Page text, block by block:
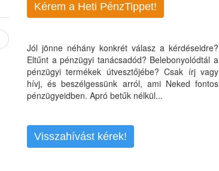
Kérem a Heti PénzTippet!
Jól jönne néhány konkrét válasz a kérdéseidre?
Eltűnt a pénzügyi tanácsadód? Belebonyolódtál a
pénzügyi termékek útvesztőjébe? Csak írj vagy
hívj, és beszélgessünk arról, ami Neked fontos
pénzügyeidben. Apró betűk nélkül...
Visszahívást kérek!